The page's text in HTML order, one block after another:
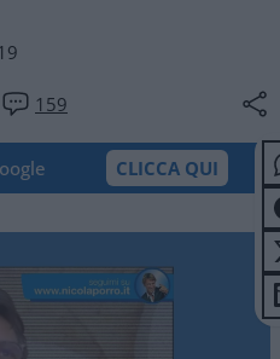
159
CLICCA QUI